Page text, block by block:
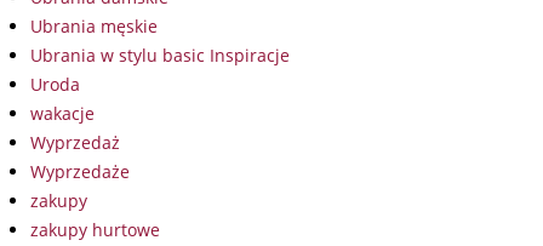
Ubrania męskie
Ubrania w stylu basic Inspiracje
Uroda
wakacje
Wyprzedaż
Wyprzedaże
zakupy
zakupy hurtowe